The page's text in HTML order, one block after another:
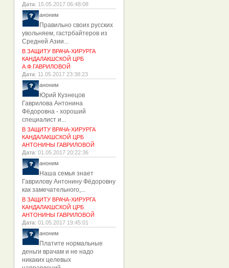
Дата: 15.05.2017 06:48:08
аноним
Правильно своих русских
увольняем, гастрбайтеров из
Средней Азии...
В ЗАЩИТУ ВРАЧА-ХИРУРГА
КАНДАЛАКШСКОЙ ЦРБ
А.Ф.ГАВРИЛОВОЙ
Дата: 11.05.2017 23:38:23
аноним
Юрий Кузнецов
Гаврилова Антонина
Фёдоровна - хороший
специалист и...
В ЗАЩИТУ ВРАЧА-ХИРУРГА
КАНДАЛАКШСКОЙ ЦРБ
АНТОНИНЫ ГАВРИЛОВОЙ
Дата: 01.05.2017 20:22:36
аноним
Наша семья знает
Гаврилову Антонину Фёдоровну
как замечательного,...
В ЗАЩИТУ ВРАЧА-ХИРУРГА
КАНДАЛАКШСКОЙ ЦРБ
АНТОНИНЫ ГАВРИЛОВОЙ
Дата: 01.05.2017 19:45:01
аноним
Платите нормальные
деньги врачам и не надо
никаких целевых